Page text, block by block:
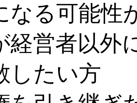
なる可能性
経営者以外
したい方